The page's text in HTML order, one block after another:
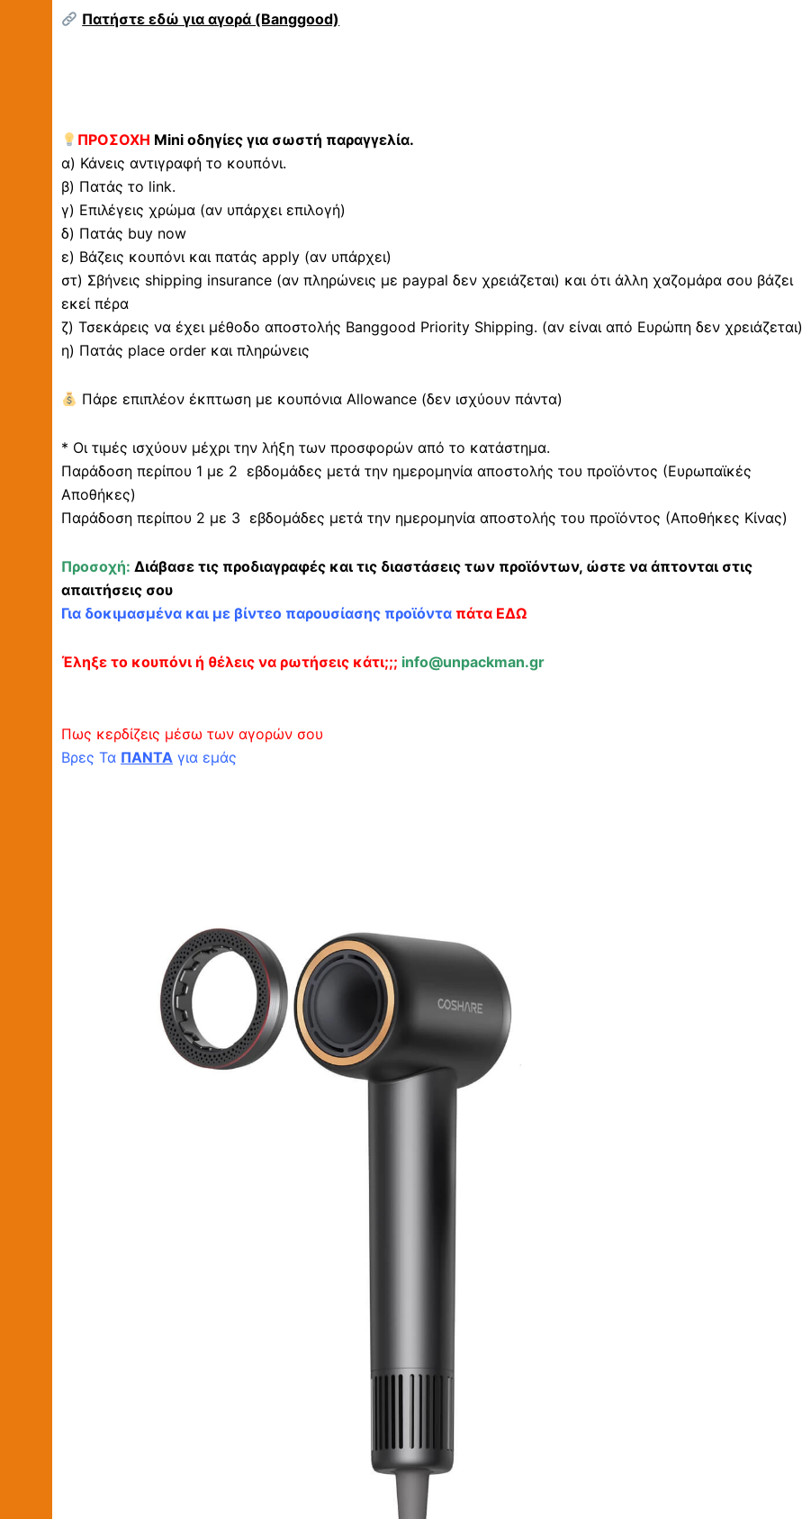
Πατήστε εδώ για αγορά (Banggood)
ΠΡΟΣΟΧΗ Mini οδηγίες για σωστή παραγγελία.
α) Κάνεις αντιγραφή το κουπόνι.
β) Πατάς το link.
γ) Επιλέγεις χρώμα (αν υπάρχει επιλογή)
δ) Πατάς buy now
ε) Βάζεις κουπόνι και πατάς apply (αν υπάρχει)
στ) Σβήνεις shipping insurance (αν πληρώνεις με paypal δεν χρειάζεται) και ότι άλλη χαζομάρα σου βάζει
εκεί πέρα
ζ) Τσεκάρεις να έχει μέθοδο αποστολής Banggood Priority Shipping. (αν είναι από Ευρώπη δεν χρειάζεται)
η) Πατάς place order και πληρώνεις
Πάρε επιπλέον έκπτωση με κουπόνια Allowance (δεν ισχύουν πάντα)
* Οι τιμές ισχύουν μέχρι την λήξη των προσφορών από το κατάστημα.
Παράδοση περίπου 1 με 2 εβδομάδες μετά την ημερομηνία αποστολής του προϊόντος (Ευρωπαϊκές
Αποθήκες)
Παράδοση περίπου 2 με 3 εβδομάδες μετά την ημερομηνία αποστολής του προϊόντος (Αποθήκες Κίνας)
Προσοχή: Διάβασε τις προδιαγραφές και τις διαστάσεις των προϊόντων, ώστε να άπτονται στις
απαιτήσεις σου
Για δοκιμασμένα και με βίντεο παρουσίασης προϊόντα πάτα ΕΔΩ
Έληξε το κουπόνι ή θέλεις να ρωτήσεις κάτι;;; info@unpackman.gr
Πως κερδίζεις μέσω των αγορών σου
Βρες Τα ΠΑΝΤΑ για εμάς